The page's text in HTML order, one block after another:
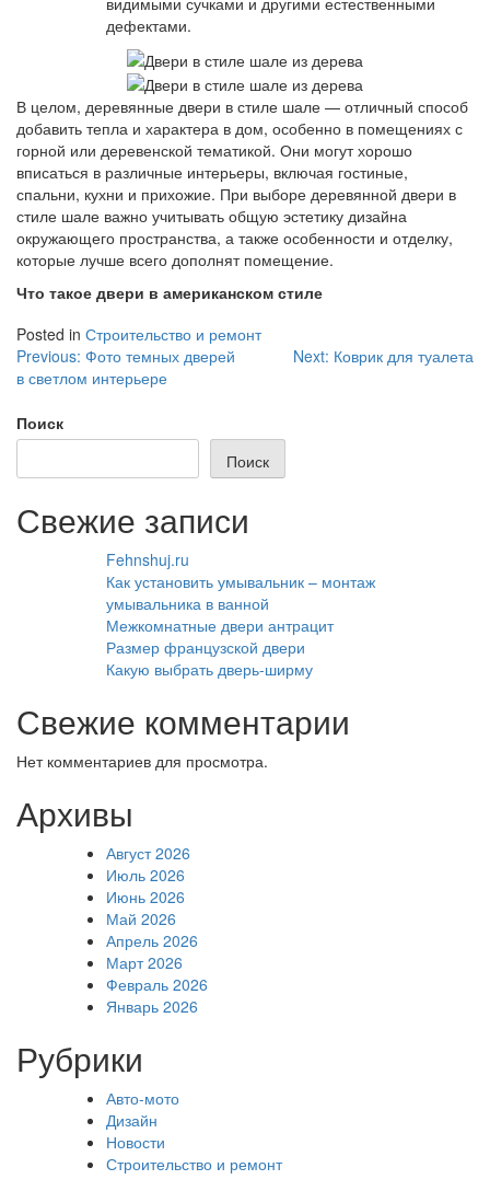
дефектами.
В целом, деревянные двери в стиле шале — отличный способ
добавить тепла и характера в дом, особенно в помещениях с
горной или деревенской тематикой. Они могут хорошо
вписаться в различные интерьеры, включая гостиные,
спальни, кухни и прихожие. При выборе деревянной двери в
стиле шале важно учитывать общую эстетику дизайна
окружающего пространства, а также особенности и отделку,
которые лучше всего дополнят помещение.
Что такое двери в американском стиле
Posted in Строительство и ремонт
Навигация
по
записям
Previous: Фото темных дверей
в светлом интерьере
Next: Коврик для туалета
Поиск
Поиск
Свежие записи
Fehnshuj.ru
Как установить умывальник – монтаж
умывальника в ванной
Межкомнатные двери антрацит
Размер французской двери
Какую выбрать дверь-ширму
Свежие комментарии
Нет комментариев для просмотра.
Архивы
Август 2026
Июль 2026
Июнь 2026
Май 2026
Апрель 2026
Март 2026
Февраль 2026
Январь 2026
Рубрики
Авто-мото
Дизайн
Новости
Строительство и ремонт